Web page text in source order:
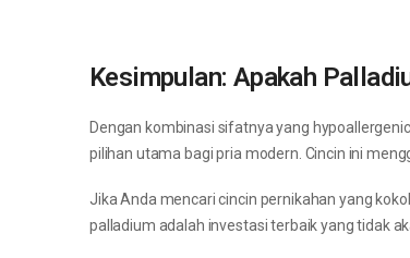
Kesimpulan: Apakah
Dengan kombinasi sifatnya yang
pilihan utama bagi pria modern. Cincin ini
Jika Anda mencari cincin pernikahan yang
palladium adalah investasi terbaik yang tidak